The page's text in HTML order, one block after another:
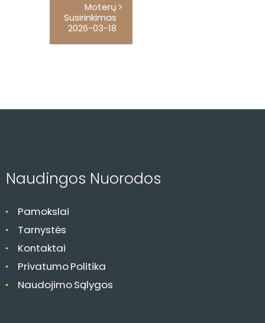
s
i
i
a
Moterų
Susirinkimas
2026-03-18
Naudingos Nuorodos
Pamokslai
Tarnystės
Kontaktai
Privatumo Politika
Naudojimo Sąlygos